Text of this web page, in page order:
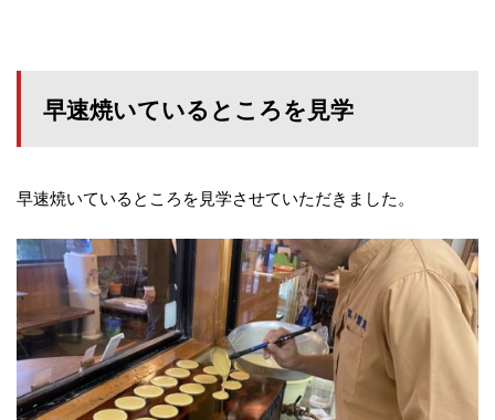
早速焼いているところを見学
早速焼いているところを見学させていただきました。